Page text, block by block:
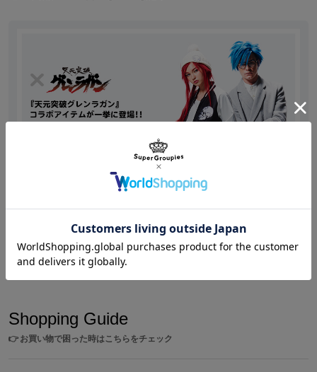
※SuperGroupiesサイト上でご購入の方には、商品1点につきコラボ
アイテムを着用した描き下ろしイラストと実写ブロマイド 衣装Ver
の2枚が特典として付属します。
※画像はサンプルです。実際の商品とは一部異なる場合がございます。予めご
ご利用方法やサービス利用料金などは下記にお問い合わせください。
『天元突破グレンラガン』とのスペシャルコラボアイ
テムが一挙に登場!!
Shopping Guide
👉お買い物で困った時はこちらをチェック